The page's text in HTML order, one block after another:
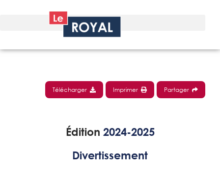
Télécharger Imprimer Partager
Édition 2024-2025
Divertissement